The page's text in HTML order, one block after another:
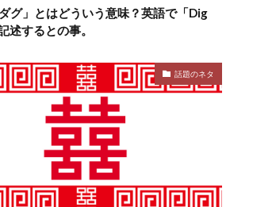
ダグ」とはどういう意味？英語で「Dig
述するとの事。
話題のネタ